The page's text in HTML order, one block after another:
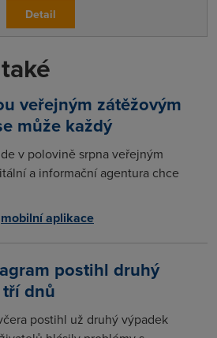
Detail
veřejným zátěžovým
může každý
v polovině srpna veřejným
a informační agentura chce
mobilní aplikace
postihl druhý
dnů
postihl už druhý výpadek